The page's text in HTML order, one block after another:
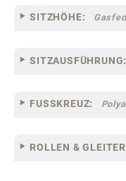
SITZHÖHE:
SITZAUSFÜHRUNG:
FUSSKREUZ:
ROLLEN &